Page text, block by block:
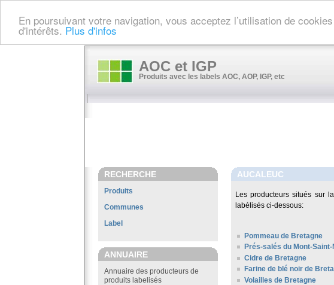
En poursuivant votre navigation, vous acceptez l’utilisation de
d'intérêts. Plus d'infos
AOC et IGP
Produits avec les labels AOC, AOP, IGP, etc
RECHERCHE
Produits
Communes
Label
ANNUAIRE
Annuaire des producteurs de
produits labelisés
AUCALEUC
Les producteurs situés sur
labélisés ci-dessous:
Pommeau de Bretagne
Prés-salés du Mont-Saint-
Cidre de Bretagne
Farine de blé noir de
Volailles de Bretagne